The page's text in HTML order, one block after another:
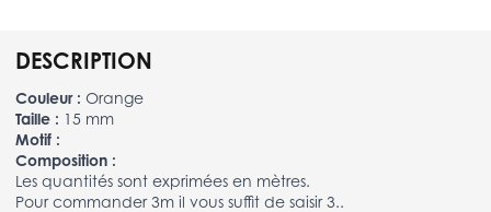
DESCRIPTION
Couleur : Orange
Taille : 15 mm
Motif :
Composition :
Les quantités sont exprimées en mètres.
Pour commander 3m il vous suffit de saisir 3..